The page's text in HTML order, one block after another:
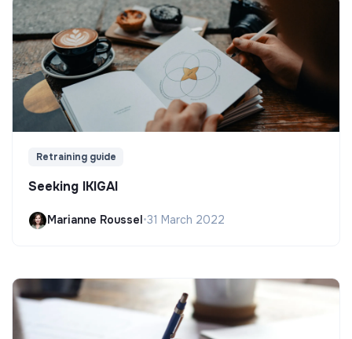
Retraining guide
Seeking IKIGAI
Marianne Roussel •31 March 2022